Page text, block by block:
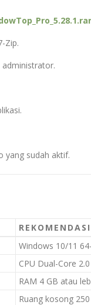
Zip.
administrator.
yang sudah aktif.
REKOMENDASI
Windows 10/11
CPU Dual-Core
RAM 4 GB atau
Ruang kosong